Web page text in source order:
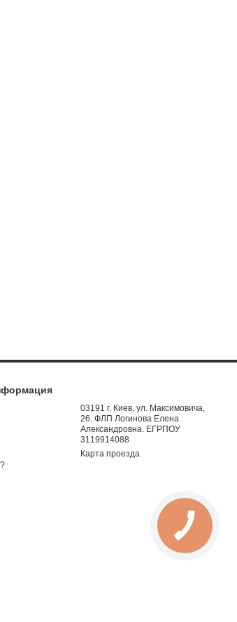
03191 г. Киев, ул. Максимовича,
26. ФЛП Логинова Елена
Александровна. ЕГРПОУ
3119914088
Карта проезда